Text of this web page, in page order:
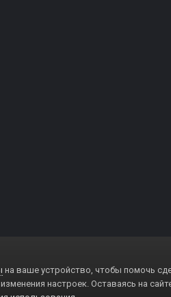
на ваше устройство, чтобы помочь
настроек. Оставаясь на